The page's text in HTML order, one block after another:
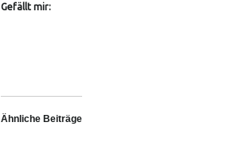
Gefällt mir:
Ähnliche Beiträge